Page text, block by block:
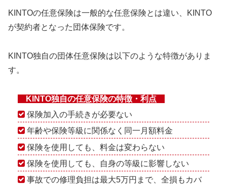
KINTOの任意保険は一般的な任意保険とは違い、KINTO
が契約者となった団体保険です。
KINTO独自の団体任意保険は以下のような特徴がありま
す。
KINTO独自の任意保険の特徴・利点
保険加入の手続きが必要ない
年齢や保険等級に関係なく同一月額料金
保険を使用しても、料金は変わらない
保険を使用しても、自身の等級に影響しない
事故での修理負担は最大5万円まで、全損もカバ